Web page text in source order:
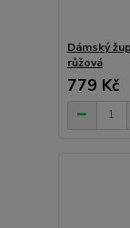
Dámský
růžová
779 Kč